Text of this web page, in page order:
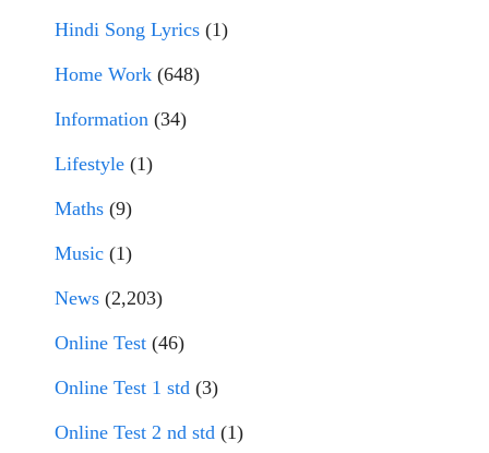
Hindi Song Lyrics (1)
Home Work (648)
Information (34)
Lifestyle (1)
Maths (9)
Music (1)
News (2,203)
Online Test (46)
Online Test 1 std (3)
Online Test 2 nd std (1)